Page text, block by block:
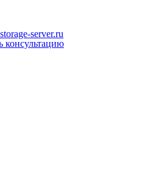
server.ru
консультацию